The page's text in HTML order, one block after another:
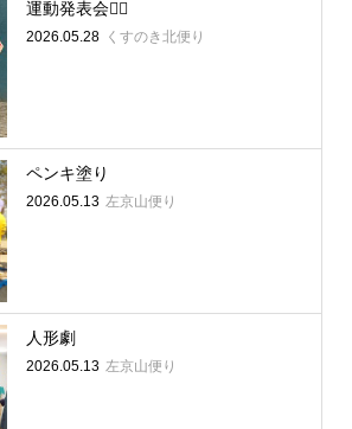
運動発表会🏳‍🌈
2026.05.28 くすのき北便り
ペンキ塗り
2026.05.13 左京山便り
人形劇
2026.05.13 左京山便り